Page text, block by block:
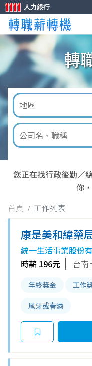
人力銀行
轉
您正在找行政後勤／
你
首頁
工作列表
康是美和緯藥
晚班)
統一生活事業股份
時薪 196元
台南
年終獎金 工作
尾牙或春酒